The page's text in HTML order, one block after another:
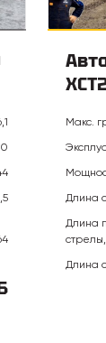
Макс.
Длина
Длина
Длина